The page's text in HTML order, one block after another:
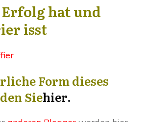
hat und
isst
Form dieses
Siehier.